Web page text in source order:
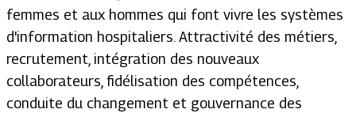
femmes et aux hommes qui font vivre les systèmes
d'information hospitaliers. Attractivité des métiers,
recrutement, intégration des nouveaux
collaborateurs, fidélisation des compétences,
conduite du changement et gouvernance des